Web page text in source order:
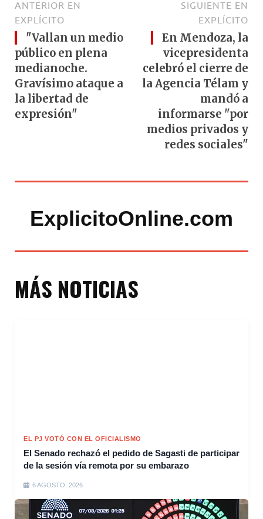
ANTERIOR EN
EXPLÍCITO
"Vallan un medio
público en plena
medianoche.
Gravísimo ataque a
la libertad de
expresión"
SIGUIENTE EN
EXPLÍCITO
En Mendoza, la
vicepresidenta
celebró el cierre de
la Agencia Télam y
mandó a
informarse "por
medios privados y
redes sociales"
ExplicitoOnline.com
MÁS NOTICIAS
EL PJ VOTÓ CON EL OFICIALISMO
El Senado rechazó el pedido de Sagasti de participar
de la sesión vía remota por su embarazo
6 AGOSTO, 2026